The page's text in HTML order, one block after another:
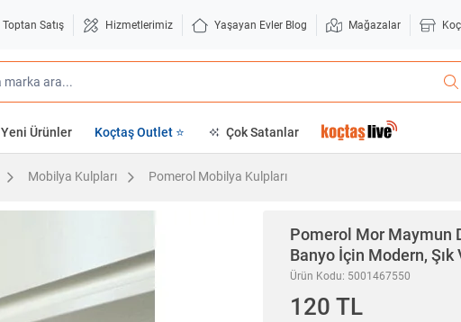
Toptan Satış Hizmetlerimiz Yaşayan Evler Blog Mağazalar
Yeni Ürünler Koçtaş Outlet ⭐ Çok Satanlar
Mobilya Kulpları Pomerol Mobilya Kulpları
Pomerol Mor Maymun
Banyo İçin Modern,
Ürün Kodu: 5001467550
120 TL